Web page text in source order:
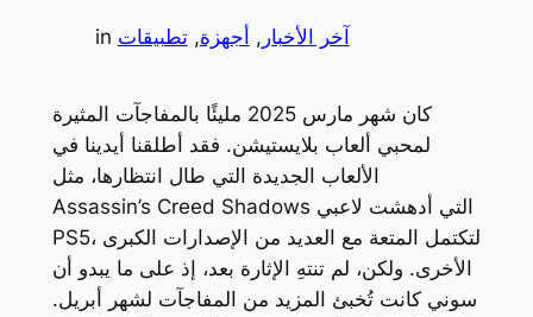
in آخر الأخبار , أجهزة, تطبيقات
كان شهر مارس 2025 مليئًا بالمفاجآت المثيرة
لمحبي ألعاب بلايستيشن. فقد أطلقنا أيدينا في
الألعاب الجديدة التي طال انتظارها، مثل
Assassin’s Creed Shadows
PS5، لتكتمل المتعة مع العديد من الإصدارات الكبرى
الأخرى. ولكن، لم تنتهِ الإثارة بعد، إذ على ما يبدو أن
سوني كانت تُخبئ المزيد من المفاجآت لشهر أبريل.